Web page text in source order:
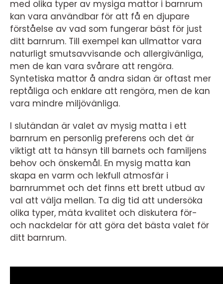
med olika typer av mysiga mattor i barnrum
kan vara användbar för att få en djupare
förståelse av vad som fungerar bäst för just
ditt barnrum. Till exempel kan ullmattor vara
naturligt smutsavvisande och allergivänliga,
men de kan vara svårare att rengöra.
Syntetiska mattor å andra sidan är oftast mer
reptåliga och enklare att rengöra, men de kan
vara mindre miljövänliga.
I slutändan är valet av mysig matta i ett
barnrum en personlig preferens och det är
viktigt att ta hänsyn till barnets och familjens
behov och önskemål. En mysig matta kan
skapa en varm och lekfull atmosfär i
barnrummet och det finns ett brett utbud av
val att välja mellan. Ta dig tid att undersöka
olika typer, mäta kvalitet och diskutera för-
och nackdelar för att göra det bästa valet för
ditt barnrum.